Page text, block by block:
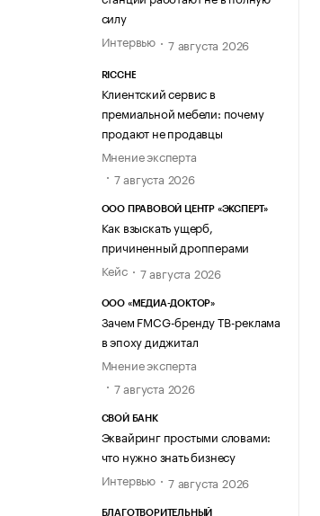
силу
Интервью
7 августа 2026
RICCHE
Клиентский сервис в
премиальной мебели: почему
продают не продавцы
Мнение эксперта
7 августа 2026
ООО ПРАВОВОЙ ЦЕНТР «ЭКСПЕРТ»
Как взыскать ущерб,
причиненный дропперами
Кейс
7 августа 2026
ООО «МЕДИА-ДОКТОР»
Зачем FMCG-бренду ТВ-реклама
в эпоху диджитал
Мнение эксперта
7 августа 2026
СВОЙ БАНК
Эквайринг простыми словами:
что нужно знать бизнесу
Интервью
7 августа 2026
БЛАГОТВОРИТЕЛЬНЫЙ